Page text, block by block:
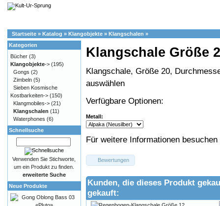
Startseite » Katalog » Klangobjekte » Klangschalen »
Klangschale Größe
Klangschale, Größe 20,
auswählen
Verfügbare Optionen:
Metall:
Für weitere Informationen
Bewertungen
Kunden, die dieses Produkt
gekauft:
Kategorien
Bücher (3)
Klangobjekte-> (195)
Gongs (2)
Zimbeln (5)
Sieben Kosmische
Kostbarkeiten-> (150)
Klangmobiles-> (21)
Klangschalen (11)
Waterphones (6)
Schnellsuche
Verwenden Sie Stichworte,
um ein Produkt zu finden.
erweiterte Suche
Neue Produkte